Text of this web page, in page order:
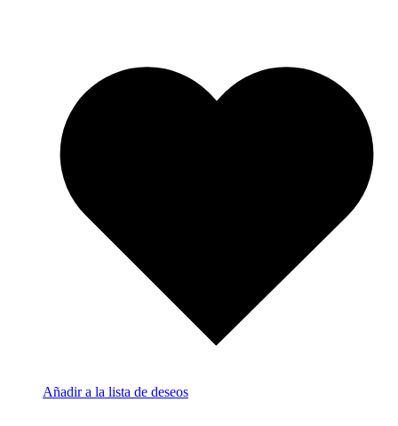
Añadir a la lista de deseos